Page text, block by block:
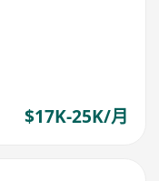
$17K-25K/月